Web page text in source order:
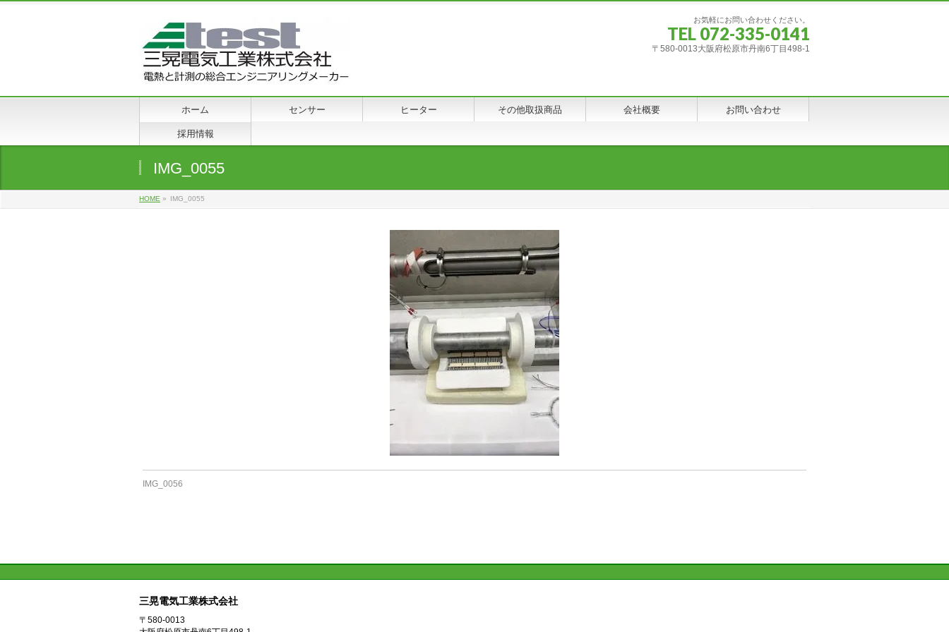
お気軽にお問い合わせください。
TEL 072-335-0141
〒580-0013大阪府松原市丹南6丁目498-1
ホーム センサー ヒーター その他取扱商品 会社概要 お問い合わせ
採用情報
IMG_0055
HOME » IMG_0055
IMG_0056
三晃電気工業株式会社
〒580-0013